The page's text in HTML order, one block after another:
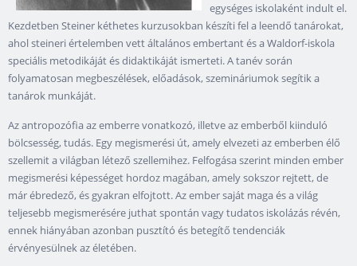
egységes iskolaként indult el.
Kezdetben Steiner kéthetes kurzusokban készíti fel a leendő tanárokat,
ahol steineri értelemben vett általános embertant és a Waldorf-iskola
speciális metodikáját és didaktikáját ismerteti. A tanév során
folyamatosan megbeszélések, előadások, szemináriumok segítik a
tanárok munkáját.
Az antropozófia az emberre vonatkozó, illetve az emberből kiinduló
bölcsesség, tudás. Egy megismerési út, amely elvezeti az emberben élő
szellemit a világban létező szellemihez. Felfogása szerint minden ember
megismerési képességet hordoz magában, amely sokszor rejtett, de
már ébredező, és gyakran elfojtott. Az ember saját maga és a világ
teljesebb megismerésére juthat spontán vagy tudatos iskolázás révén,
ennek hiányában azonban pusztító és betegítő tendenciák
érvényesülnek az életében.